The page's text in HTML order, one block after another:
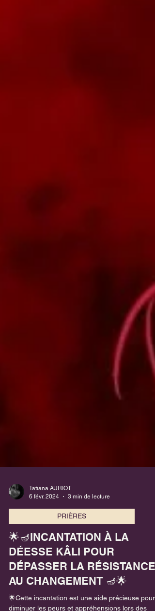
6 févr. 2024
3 min de lecture
PRIÈRES
🌟🪔INCANTATION À LA
DÉESSE KÂLI POUR
DÉPASSER LA RÉSISTANCE
AU CHANGEMENT 🪔🌟